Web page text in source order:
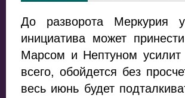
До разворота Меркурия
инициатива может
Марсом и Нептуном усилит
всего, обойдется без
весь июнь будет